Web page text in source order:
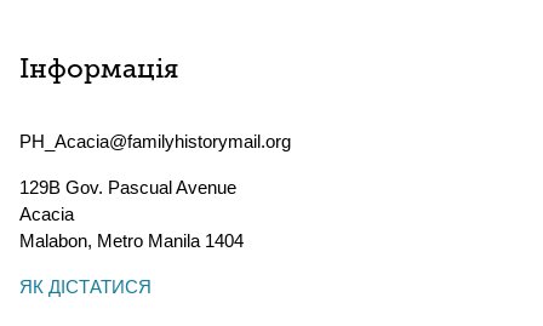
Інформація
PH_Acacia@familyhistorymail.org
129B Gov. Pascual Avenue
Acacia
Malabon, Metro Manila 1404
ЯК ДІСТАТИСЯ